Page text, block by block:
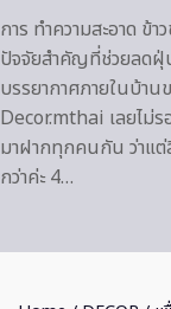
การ ทำความสะอาด ข้
ปัจจัยสำคัญที่ช่วยลดฝุ่
บรรยากาศภายในบ้า
Decor.mthai เลยไม่
มาฝากทุกคนกัน ว่าแต่
กว่าค่ะ 4…